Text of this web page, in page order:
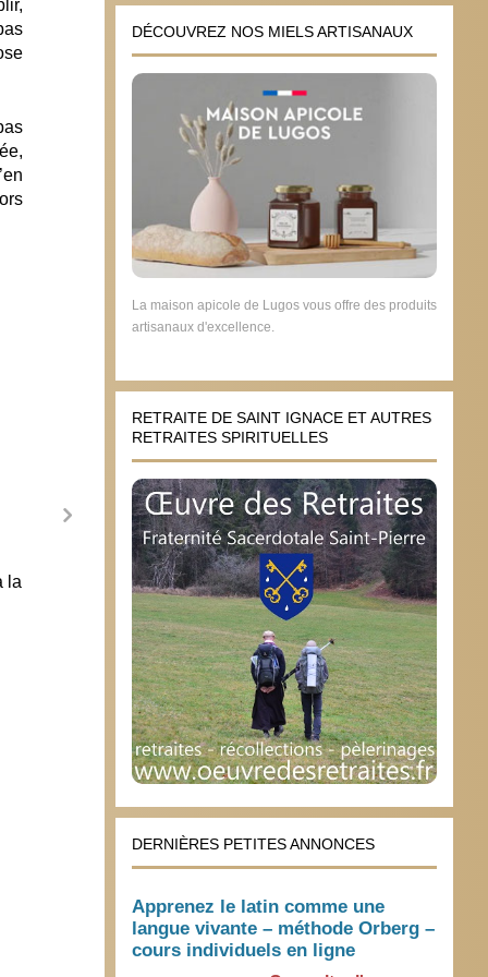
la Primaires à l’UMP-Paris
21 février 2006
DÉCOUVREZ NOS MIELS ARTISANAUX
La maison apicole de Lugos vous offre des produits
artisanaux d'excellence.
RETRAITE DE SAINT IGNACE ET AUTRES
RETRAITES SPIRITUELLES
DERNIÈRES PETITES ANNONCES
Apprenez le latin comme une
langue vivante – méthode Orberg –
cours individuels en ligne